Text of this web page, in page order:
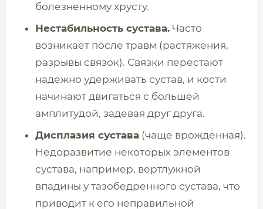
болезненному хрусту.
Нестабильность сустава. Часто
возникает после травм (растяжения,
разрывы связок). Связки перестают
надежно удерживать сустав, и кости
начинают двигаться с большей
амплитудой, задевая друг друга.
Дисплазия сустава (чаще врожденная).
Недоразвитие некоторых элементов
сустава, например, вертлужной
впадины у тазобедренного сустава, что
приводит к его неправильной